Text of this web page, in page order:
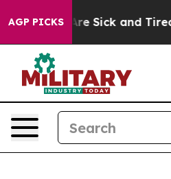
AGP PICKSAre Sick and Tired of